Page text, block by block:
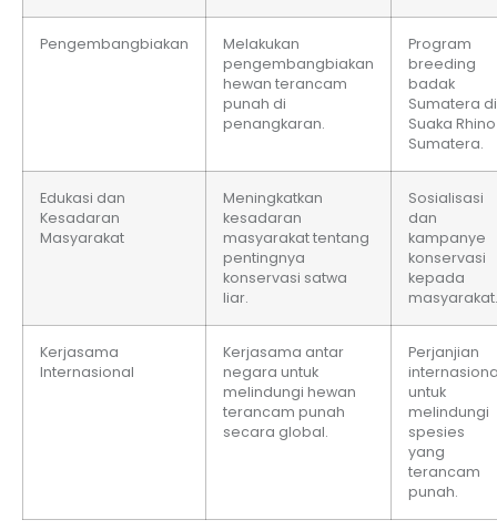
Pengembangbiakan
Melakukan
pengembangbiakan
hewan terancam
punah di
penangkaran.
Program
breeding
badak
Sumatera di
Suaka Rhino
Sumatera.
Edukasi dan
Kesadaran
Masyarakat
Meningkatkan
kesadaran
masyarakat tentang
pentingnya
konservasi satwa
liar.
Sosialisasi
dan
kampanye
konservasi
kepada
masyarakat.
Kerjasama
Internasional
Kerjasama antar
negara untuk
melindungi hewan
terancam punah
secara global.
Perjanjian
untuk
melindungi
spesies
yang
terancam
punah.